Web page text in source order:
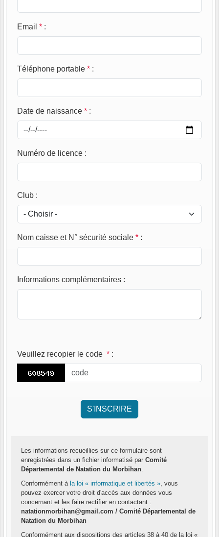
Email * :
Téléphone portable * :
Date de naissance * :
Numéro de licence :
Club :
Nom caisse et N° sécurité sociale * :
Informations complémentaires :
Veuillez recopier le code * :
Les informations recueillies sur ce formulaire sont
enregistrées dans un fichier informatisé par Comité
Départemental de Natation du Morbihan.
Conformément à la loi « informatique et libertés », vous
pouvez exercer votre droit d'accès aux données vous
concernant et les faire rectifier en contactant :
natationmorbihan@gmail.com / Comité Départemental de
Natation du Morbihan
Conformément aux dispositions des articles 38 à 40 de la loi «